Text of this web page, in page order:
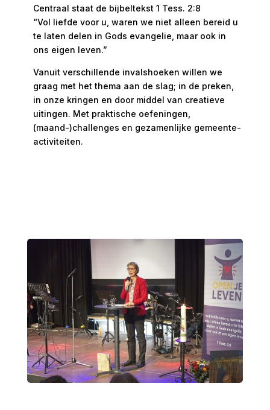
Centraal staat de bijbeltekst 1 Tess. 2:8
“Vol liefde voor u, waren we niet alleen bereid u
te laten delen in Gods evangelie, maar ook in
ons eigen leven.”
Vanuit verschillende invalshoeken willen we
graag met het thema aan de slag; in de preken,
in onze kringen en door middel van creatieve
uitingen. Met praktische oefeningen,
(maand-)challenges en gezamenlijke gemeente-
activiteiten.